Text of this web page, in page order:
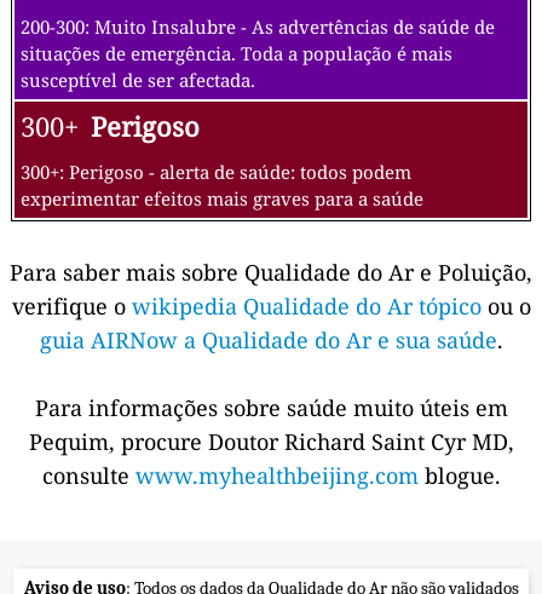
200-300: Muito Insalubre - As advertências de saúde de
situações de emergência. Toda a população é mais
susceptível de ser afectada.
300+ Perigoso
300+: Perigoso - alerta de saúde: todos podem
experimentar efeitos mais graves para a saúde
Para saber mais sobre Qualidade do Ar e Poluição,
verifique o wikipedia Qualidade do Ar tópico ou o
guia AIRNow a Qualidade do Ar e sua saúde.
Para informações sobre saúde muito úteis em
Pequim, procure Doutor Richard Saint Cyr MD,
consulte www.myhealthbeijing.com blogue.
Aviso de uso: Todos os dados da Qualidade do Ar não são validados